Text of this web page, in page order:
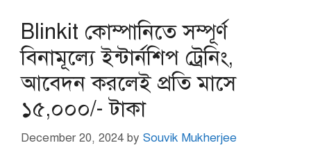
Blinkit কোম্পানিতে সম্পূর্ণ
বিনামূল্যে ইন্টার্নশিপ ট্রেনিং,
আবেদন করলেই প্রতি মাসে
১৫,০০০/- টাকা
December 20, 2024 by Souvik Mukherjee